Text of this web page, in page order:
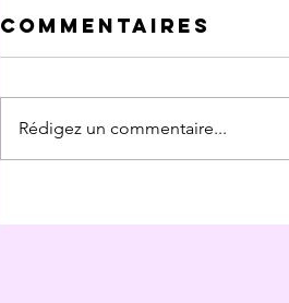
Planète N° 45
Commentaires
Rédigez un commentaire...